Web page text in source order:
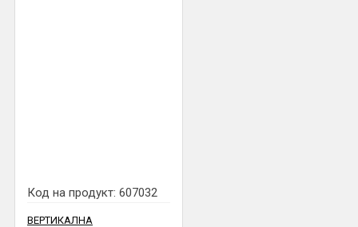
Код на продукт: 607032
ВЕРТИКАЛНА